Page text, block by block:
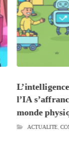
l’IA
monde
ACTUALITE ,